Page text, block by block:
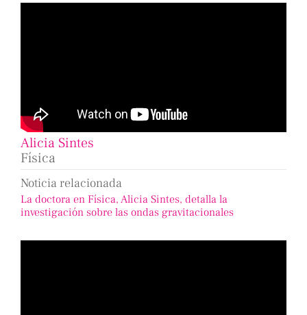
Alicia Sintes
Física
Noticia relacionada
La doctora en Física, Alicia Sintes, detalla la
investigación sobre las ondas gravitacionales